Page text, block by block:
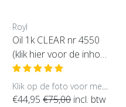
Royl
Oil 1k CLEAR nr 4550
(klik hier voor de inhou
d)
€44,95 €75,00 incl. btw